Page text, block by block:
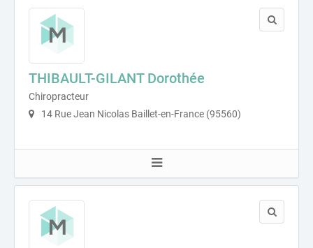
THIBAULT-GILANT Dorothée
Chiropracteur
14 Rue Jean Nicolas Baillet-en-France (95560)